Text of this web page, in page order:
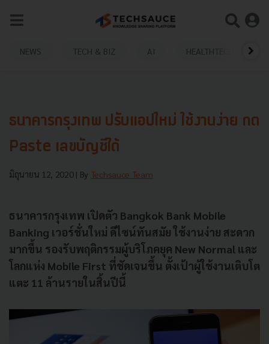
NEWS TECH & BIZ AI HEALTHTECH
ธนาคารกรุงเทพ ปรับแอปใหม่ ใช้งานง่าย กด
Paste เลขบัญชีได้
มิถุนายน 12, 2020 | By Techsauce Team
ธนาคารกรุงเทพ เปิดตัว Bangkok Bank Mobile
Banking เวอร์ชั่นใหม่ ดีไซน์ทันสมัย ใช้งานง่าย สะดวก
มากขึ้น รองรับพฤติกรรมผู้บริโภคยุค New Normal และ
โลกแห่ง Mobile First ที่ชัดเจนขึ้น ตั้งเป้าผู้ใช้งานเติบโต
แตะ 11 ล้านรายในสิ้นปีนี้